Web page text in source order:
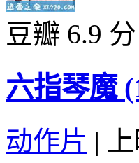
豆瓣 6.9 分
六指琴魔
动作片 |